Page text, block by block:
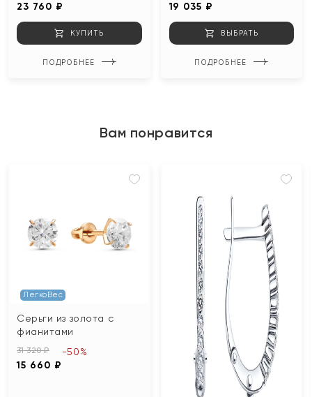
23 760 ₽
КУПИТЬ
ПОДРОБНЕЕ
19 035 ₽
ВЫБРАТЬ
ПОДРОБНЕЕ
Вам понравится
ЛегкоВес
Серьги из золота с
фианитами
31 320 ₽
15 660 ₽
-50%